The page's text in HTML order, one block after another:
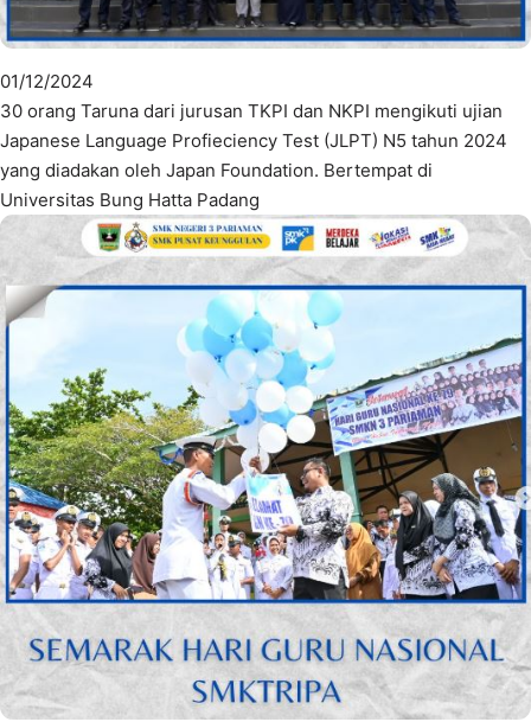
01/12/2024
30 orang Taruna dari jurusan TKPI dan NKPI mengikuti ujian
Japanese Language Profieciency Test (JLPT) N5 tahun 2024
yang diadakan oleh Japan Foundation. Bertempat di
Universitas Bung Hatta Padang